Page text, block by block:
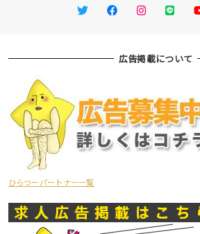
TwitterFacebookInstagram
LINE
広告掲載について
ひらつーパートナー一覧